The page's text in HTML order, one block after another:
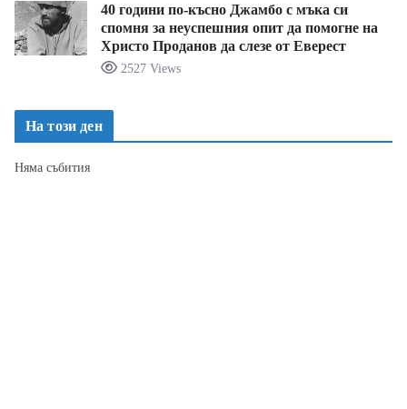
40 години по-късно Джамбо с мъка си
спомня за неуспешния опит да помогне на
Христо Проданов да слезе от Еверест
2527 Views
На този ден
Няма събития